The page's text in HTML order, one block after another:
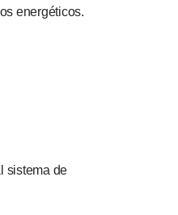
energéticos.
sistema de